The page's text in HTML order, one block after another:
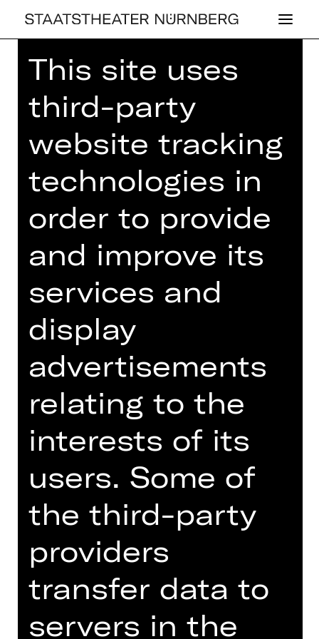
Home >House>Artists> Cem Lukas
DRAMA
CEM LUKAS YE­GI­
NER
Schauspieler
Cem Lukas Yeginer wurde 1993 in
Oldenburg (Niedersachsen) geboren.
Bereits im Alter von acht Jahren war
er in Anton Tschechows „Drei
Schwestern“ am Staatstheater
Oldenburg zu sehen. Zwischen 2009
und 2013 stand er in mehreren
This site uses
third-party
website tracking
technologies in
order to provide
and improve its
services and
display
advertisements
relating to the
interests of its
users. Some of
the third-party
providers
transfer data to
servers in the